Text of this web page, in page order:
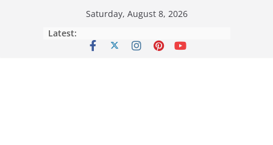
Saturday, August 8, 2026
Latest: